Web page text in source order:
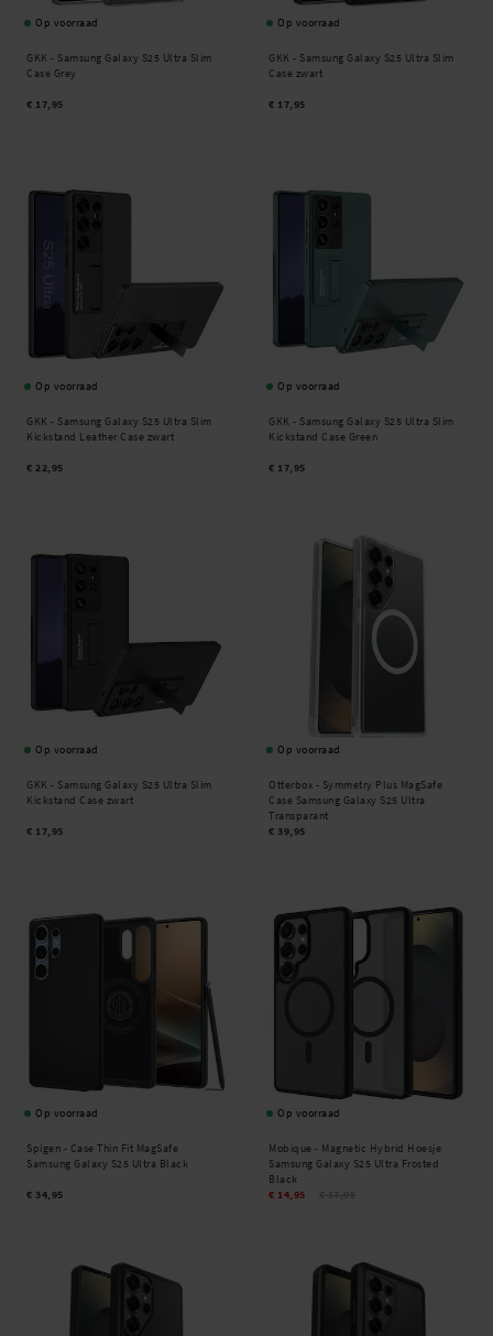
Op voorraad
GKK - Samsung Galaxy S25 Ultra Slim
Case Grey
€ 17,95
Op voorraad
GKK - Samsung Galaxy S25 Ultra Slim
Case zwart
€ 17,95
Op voorraad
GKK - Samsung Galaxy S25 Ultra Slim
Kickstand Leather Case zwart
€ 22,95
Op voorraad
GKK - Samsung Galaxy S25 Ultra Slim
Kickstand Case Green
€ 17,95
Op voorraad
GKK - Samsung Galaxy S25 Ultra Slim
Kickstand Case zwart
€ 17,95
Op voorraad
Otterbox - Symmetry Plus MagSafe
Case Samsung Galaxy S25 Ultra
Transparant
€ 39,95
Op voorraad
Spigen - Case Thin Fit MagSafe
Samsung Galaxy S25 Ultra Black
€ 34,95
Op voorraad
Mobique - Magnetic Hybrid Hoesje
Samsung Galaxy S25 Ultra Frosted
Black
€ 14,95